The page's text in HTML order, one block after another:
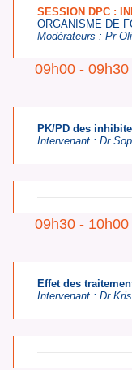
SESSION DPC :
ORGANISME DE
Modérateurs :Pr
09h00 - 09h30
PK/PD des
Intervenant :Dr
09h30 - 10h00
Effet des
Intervenant :Dr